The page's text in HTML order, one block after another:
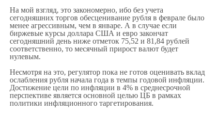
На мой взгляд, это закономерно, ибо без учета
сегодняшних торгов обесценивание рубля в феврале было
менее агрессивным, чем в январе. А в случае если
биржевые курсы доллара США и евро закончат
сегодняшний день ниже отметок 75,52 и 81,84 рублей
соответственно, то месячный прирост валют будет
нулевым.
Несмотря на это, регулятор пока не готов оценивать вклад
ослабления рубля начала года в темпы годовой инфляции.
Достижение цели по инфляции в 4% в среднесрочной
перспективе является основной целью ЦБ в рамках
политики инфляционного таргетирования.